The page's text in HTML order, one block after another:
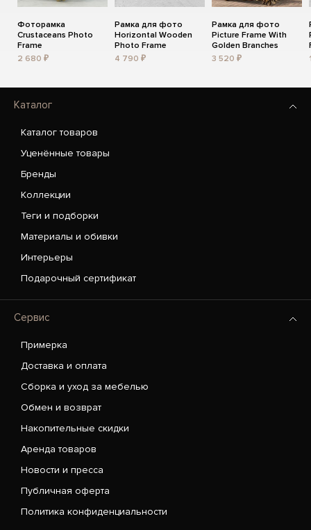
Фоторамка
Crustaceans Photo
Frame
2 680 ₽
Рамка для фото
Horizontal Wooden
Photo Frame
4 790 ₽
Рамка для фото
Picture Frame With
Golden Branches
3 520 ₽
Каталог
Каталог товаров
Уценённые товары
Бренды
Коллекции
Теги и подборки
Материалы и обивки
Интерьеры
Подарочный сертификат
Сервис
Примерка
Доставка и оплата
Сборка и уход за мебелью
Обмен и возврат
Накопительные скидки
Аренда товаров
Новости и пресса
Публичная оферта
Политика конфиденциальности